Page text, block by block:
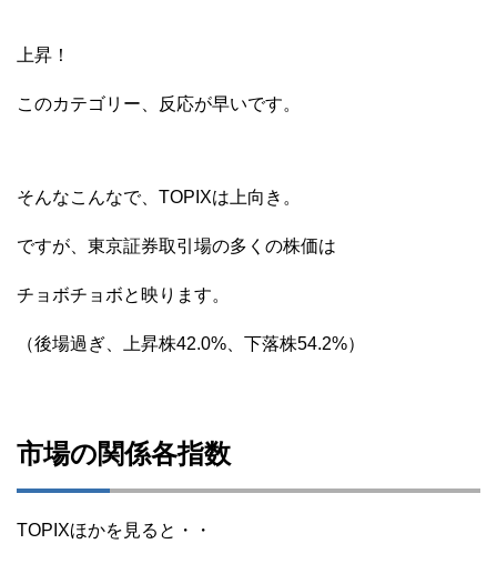
上昇！
このカテゴリー、反応が早いです。
そんなこんなで、TOPIXは上向き。
ですが、東京証券取引場の多くの株価は
チョボチョボと映ります。
（後場過ぎ、上昇株42.0%、下落株54.2%）
市場の関係各指数
TOPIXほかを見ると・・